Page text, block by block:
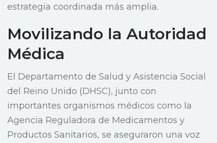
estrategia coordinada más amplia.
Movilizando la Autoridad
Médica
El Departamento de Salud y Asistencia Social
del Reino Unido (DHSC), junto con
importantes organismos médicos como la
Agencia Reguladora de Medicamentos y
Productos Sanitarios, se aseguraron una voz